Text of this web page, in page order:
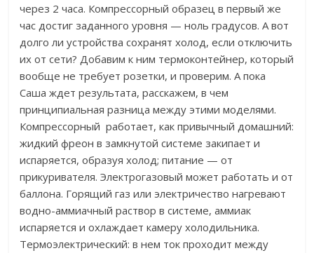
через 2 часа. Компрессорный образец в первый же
час достиг заданного уровня — ноль градусов. А вот
долго ли устройства сохранят холод, если отключить
их от сети? Добавим к ним термоконтейнер, который
вообще не требует розетки, и проверим. А пока
Саша ждет результата, расскажем, в чем
принципиальная разница между этими моделями.
Компрессорный работает, как привычный домашний:
жидкий фреон в замкнутой системе закипает и
испаряется, образуя холод; питание — от
прикуривателя. Электрогазовый может работать и от
баллона. Горящий газ или электричество нагревают
водно-аммиачный раствор в системе, аммиак
испаряется и охлаждает камеру холодильника.
Термоэлектрический: в нем ток проходит между